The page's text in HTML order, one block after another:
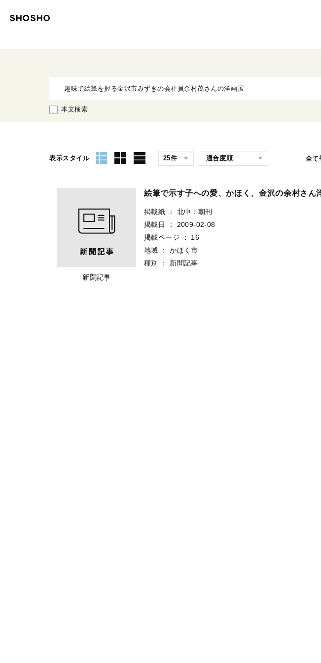
本文検索
表示スタイル 全て
新聞記事
絵筆で示す子への愛、かほく、金沢の余村さん
掲載紙 ：
北中：朝刊
掲載日
：
2009-02-08
掲載ページ
：
16
地域
：
かほく市
種別
： 新聞記事